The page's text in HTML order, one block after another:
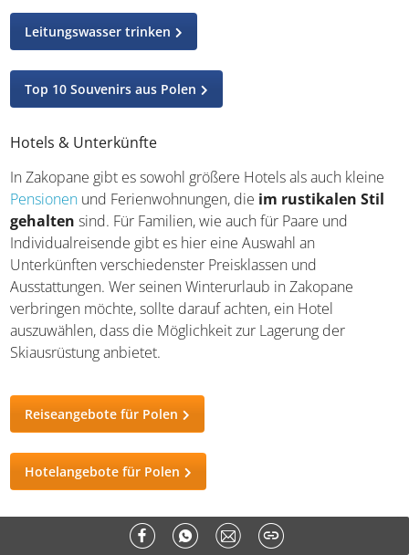
Leitungswasser trinken
Top 10 Souvenirs aus Polen
Hotels & Unterkünfte
In Zakopane gibt es sowohl größere Hotels als auch kleine
Pensionen und Ferienwohnungen, die im rustikalen Stil
gehalten sind. Für Familien, wie auch für Paare und
Individualreisende gibt es hier eine Auswahl an
Unterkünften verschiedenster Preisklassen und
Ausstattungen. Wer seinen Winterurlaub in Zakopane
verbringen möchte, sollte darauf achten, ein Hotel
auszuwählen, dass die Möglichkeit zur Lagerung der
Skiausrüstung anbietet.
Reiseangebote für Polen
Hotelangebote für Polen